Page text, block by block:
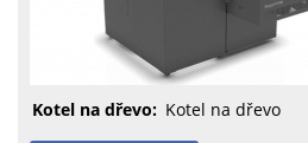
Kotel na dřevo: Kotel na dřevo